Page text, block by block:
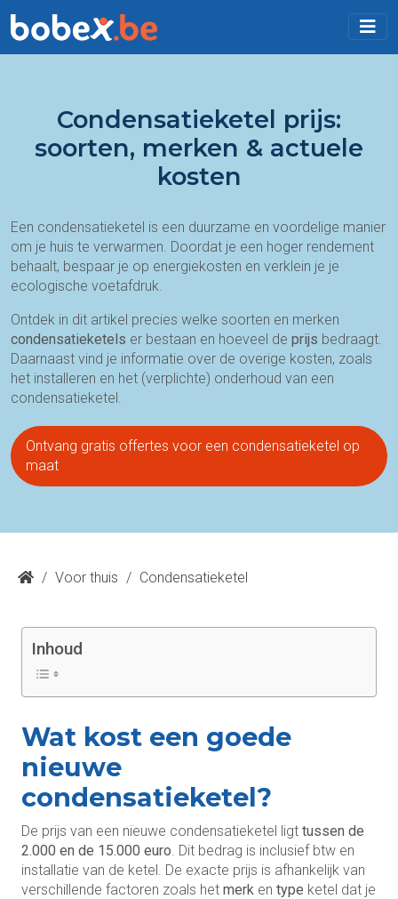
Condensatieketel prijs:
soorten, merken & actuele
kosten
Een condensatieketel is een duurzame en voordelige manier
om je huis te verwarmen. Doordat je een hoger rendement
behaalt, bespaar je op energiekosten en verklein je je
ecologische voetafdruk.
Ontdek in dit artikel precies welke soorten en merken
condensatieketels er bestaan en hoeveel de prijs bedraagt.
Daarnaast vind je informatie over de overige kosten, zoals
het installeren en het (verplichte) onderhoud van een
condensatieketel.
Ontvang gratis offertes voor een condensatieketel op
maat
/ Voor thuis / Condensatieketel
Inhoud
Wat kost een goede
nieuwe
condensatieketel?
De prijs van een nieuwe condensatieketel ligt tussen de
2.000 en de 15.000 euro . Dit bedrag is inclusief btw en
installatie van de ketel. De exacte prijs is afhankelijk van
verschillende factoren zoals het merk en type ketel dat je